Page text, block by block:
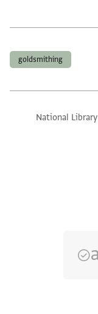
goldsmithing
National